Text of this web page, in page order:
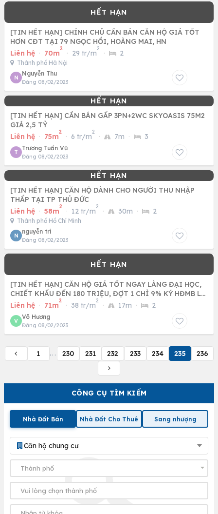
CÔNG CỤ TÌM KIẾM
Nhà Đất Bán Nhà Đất Cho Thuê Sang nhượng
Căn hộ chung cư
[TIN HẾT HẠN] CHÍNH CHỦ CẦN BÁN CĂN HỘ GIÁ TỐT
HƠN CĐT TẠI 79 NGỌC HỒI, HOÀNG MAI, HN
Liên hệ · 70m
2
· 29 tr/m
2
· 2
Thành phố Hà Nội
N
Nguyễn Thu
Đăng 08/02/2023
[TIN HẾT HẠN] CẦN BÁN GẤP 3PN+2WC SKYOASIS 75M2
GIÁ 2,5 TỶ
Liên hệ · 75m
2
· 6 tr/m
2
· 7m · 3
T
Trương Tuấn Vũ
Đăng 08/02/2023
[TIN HẾT HẠN] CĂN HỘ DÀNH CHO NGƯỜI THU NHẬP
THẤP TẠI TP THỦ ĐỨC
Liên hệ · 58m
2
· 12 tr/m
2
· 30m · 2
Thành phố Hồ Chí Minh
N
nguyễn trí
Đăng 08/02/2023
[TIN HẾT HẠN] CĂN HỘ GIÁ TỐT NGAY LÀNG ĐẠI HỌC,
CHIẾT KHẤU ĐẾN 180 TRIỆU, ĐỢT 1 CHỈ 9% KÝ HĐMB LH
0938938612
Liên hệ · 71m
2
· 38 tr/m
2
· 17m · 2
V
Võ Hương
Đăng 08/02/2023
1 ... 230 231 232 233 234 235 236